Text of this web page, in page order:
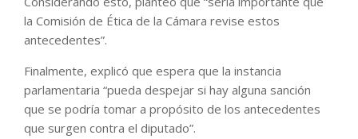
la Comisión de Ética de la Cámara revise estos
antecedentes”.
Finalmente, explicó que espera que la instancia
parlamentaria “pueda despejar si hay alguna sanción
que se podría tomar a propósito de los antecedentes
que surgen contra el diputado”.